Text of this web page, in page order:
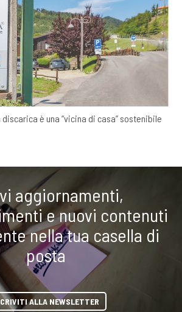
è una “vicina di casa” sostenibile
aggiornamenti,
e nuovi contenuti
nella tua casella di
posta
ALLA NEWSLETTER